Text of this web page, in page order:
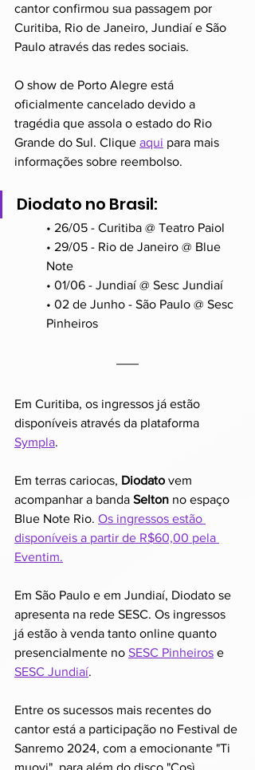
cantor confirmou sua passagem por
Curitiba, Rio de Janeiro, Jundiaí e São
Paulo através das redes sociais.
O show de Porto Alegre está
oficialmente cancelado devido a
tragédia que assola o estado do Rio
Grande do Sul. Clique aqui para mais
informações sobre reembolso.
Diodato no Brasil:
• 26/05 - Curitiba @ Teatro Paiol
• 29/05 - Rio de Janeiro @ Blue
Note
• 01/06 - Jundiaí @ Sesc Jundiaí
• 02 de Junho - São Paulo @ Sesc
Pinheiros
Em Curitiba, os ingressos já estão
disponíveis através da plataforma
Sympla.
Em terras cariocas, Diodato vem
acompanhar a banda Selton no espaço
Blue Note Rio. Os ingressos estão
disponíveis a partir de R$60,00 pela
Eventim.
Em São Paulo e em Jundiaí, Diodato se
apresenta na rede SESC. Os ingressos
já estão à venda tanto online quanto
presencialmente no SESC Pinheiros e
SESC Jundiaí.
Entre os sucessos mais recentes do
cantor está a participação no Festival de
Sanremo 2024, com a emocionante "Ti
muovi", para além do disco "Così